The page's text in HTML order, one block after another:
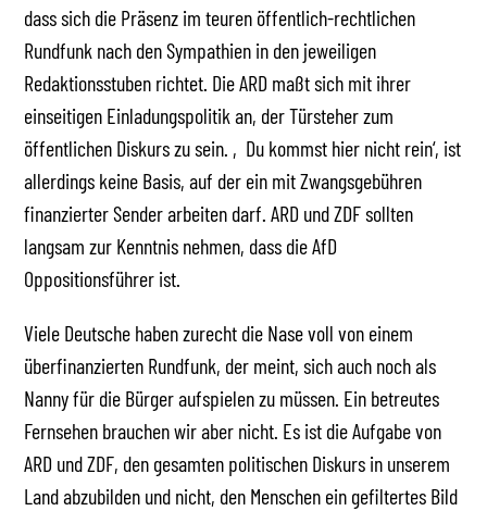
dass sich die Präsenz im teuren öffentlich-rechtlichen
Rundfunk nach den Sympathien in den jeweiligen
Redaktionsstuben richtet. Die ARD maßt sich mit ihrer
einseitigen Einladungspolitik an, der Türsteher zum
öffentlichen Diskurs zu sein. ‚Du kommst hier nicht rein‘, ist
allerdings keine Basis, auf der ein mit Zwangsgebühren
finanzierter Sender arbeiten darf. ARD und ZDF sollten
langsam zur Kenntnis nehmen, dass die AfD
Oppositionsführer ist.
Viele Deutsche haben zurecht die Nase voll von einem
überfinanzierten Rundfunk, der meint, sich auch noch als
Nanny für die Bürger aufspielen zu müssen. Ein betreutes
Fernsehen brauchen wir aber nicht. Es ist die Aufgabe von
ARD und ZDF, den gesamten politischen Diskurs in unserem
Land abzubilden und nicht, den Menschen ein gefiltertes Bild